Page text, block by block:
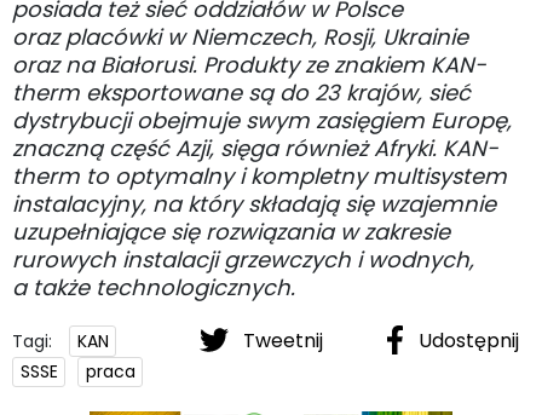
posiada też sieć oddziałów w Polsce
oraz placówki w Niemczech, Rosji, Ukrainie
oraz na Białorusi. Produkty ze znakiem KAN-
therm eksportowane są do 23 krajów, sieć
dystrybucji obejmuje swym zasięgiem Europę,
znaczną część Azji, sięga również Afryki. KAN-
therm to optymalny i kompletny multisystem
instalacyjny, na który składają się wzajemnie
uzupełniające się rozwiązania w zakresie
rurowych instalacji grzewczych i wodnych,
a także technologicznych.
Tweetnij Udostępnij
Tagi:
KAN
SSSE
praca